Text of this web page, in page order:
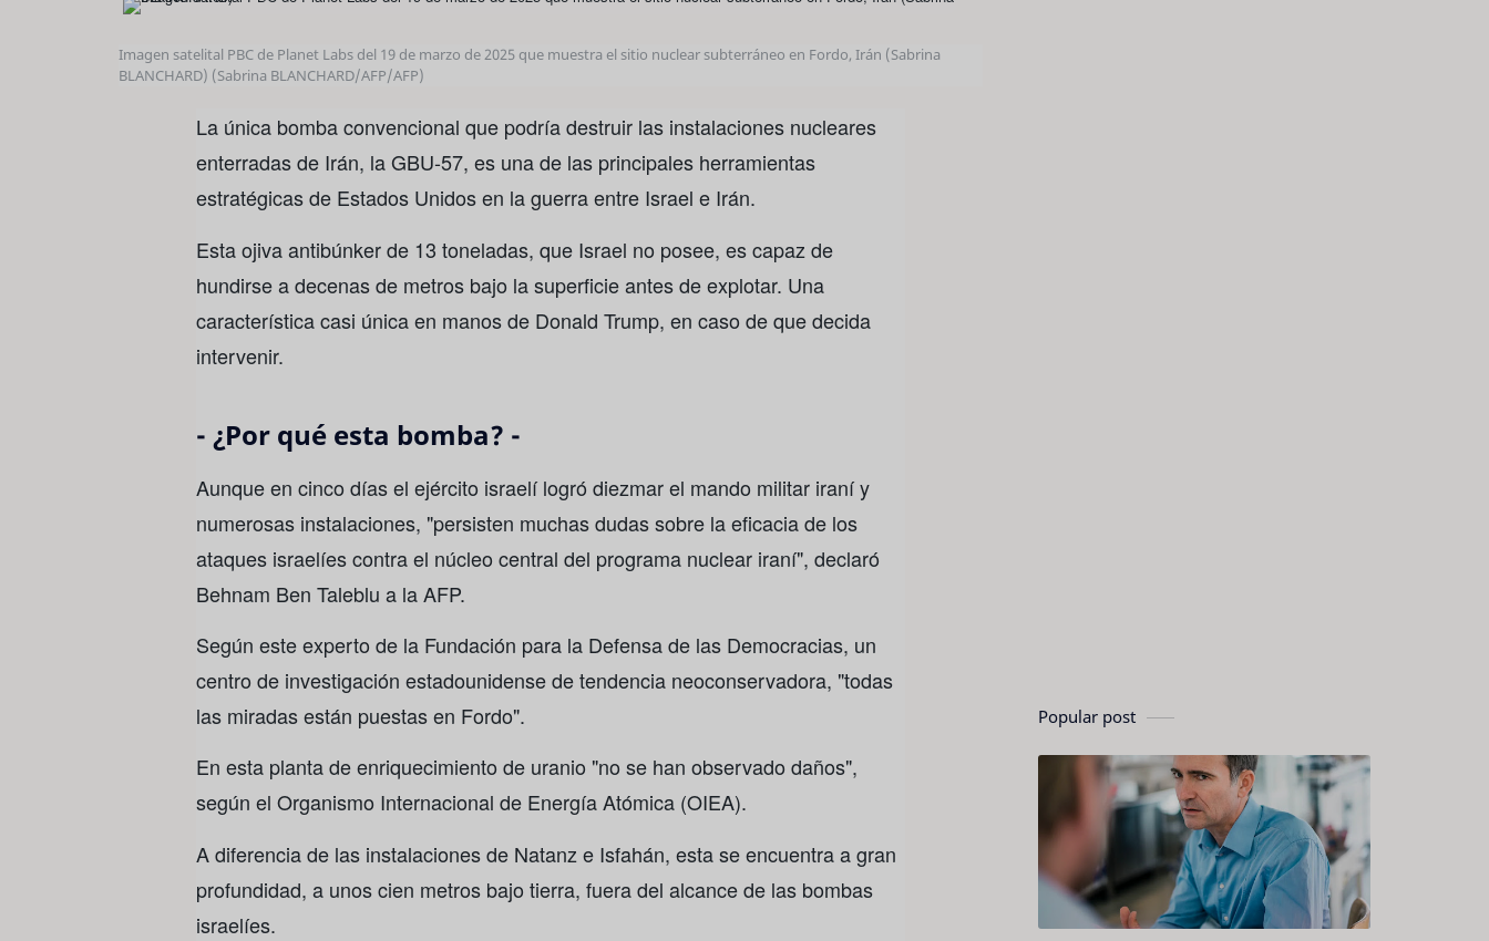
Imagen satelital PBC de Planet Labs del 19 de marzo de 2025 que muestra el sitio nuclear subterráneo en Fordo, Irán (Sabrina
BLANCHARD) (Sabrina BLANCHARD/AFP/AFP)
La única bomba convencional que podría destruir las instalaciones nucleares
enterradas de Irán, la GBU-57, es una de las principales herramientas
estratégicas de Estados Unidos en la guerra entre Israel e Irán.
Esta ojiva antibúnker de 13 toneladas, que Israel no posee, es capaz de
hundirse a decenas de metros bajo la superficie antes de explotar. Una
característica casi única en manos de Donald Trump, en caso de que decida
intervenir.
- ¿Por qué esta bomba? -
Aunque en cinco días el ejército israelí logró diezmar el mando militar iraní y
numerosas instalaciones, "persisten muchas dudas sobre la eficacia de los
ataques israelíes contra el núcleo central del programa nuclear iraní", declaró
Behnam Ben Taleblu a la AFP.
Según este experto de la Fundación para la Defensa de las Democracias, un
centro de investigación estadounidense de tendencia neoconservadora, "todas
las miradas están puestas en Fordo".
En esta planta de enriquecimiento de uranio "no se han observado daños",
según el Organismo Internacional de Energía Atómica (OIEA).
A diferencia de las instalaciones de Natanz e Isfahán, esta se encuentra a gran
profundidad, a unos cien metros bajo tierra, fuera del alcance de las bombas
israelíes.
Popular post